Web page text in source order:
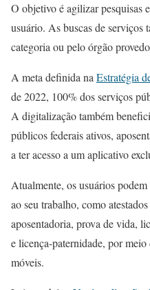
O objetivo é agilizar pesquisas
usuário. As buscas de serviços
categoria ou pelo órgão
A meta definida naEstratégia
de 2022, 100% dos serviços
A digitalização também
públicos federais ativos,
a ter acesso a um aplicativo
Atualmente, os usuários
ao seu trabalho, como
aposentadoria, prova de vida,
e licença-paternidade, por
móveis.